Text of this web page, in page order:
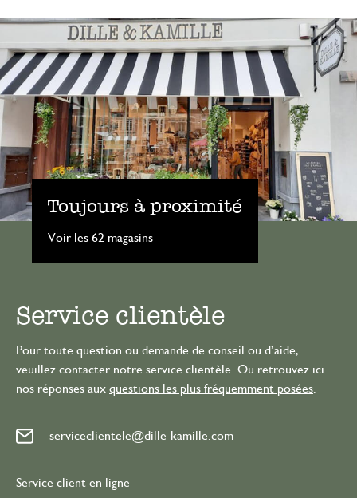
Toujours à proximité
Voir les 62 magasins
Service clientèle
Pour toute question ou demande de conseil ou d’aide,
veuillez contacter notre service clientèle. Ou retrouvez ici
nos réponses aux questions les plus fréquemment posées
serviceclientele@dille-kamille.com
Service client en ligne